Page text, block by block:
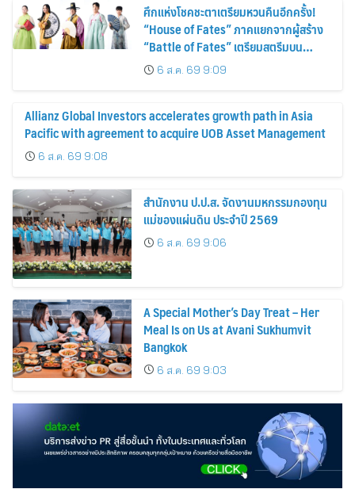
ศึกแห่งโชคชะตาเตรียมหวนคืนอีกครั้ง!
“House of Fates” ภาคแยกจากผู้สร้าง
“Battle of Fates” เตรียมสตรีมบน
Disney+ ที่นี่ที่เดียว
6 ส.ค. 69 9:09
Allianz Global Investors accelerates growth path in Asia
Pacific with agreement to acquire UOB Asset Management
6 ส.ค. 69 9:08
สำนักงาน ป.ป.ส. จัดงานมหกรรมกองทุน
แม่ของแผ่นดิน ประจำปี 2569
6 ส.ค. 69 9:06
A Special Mother’s Day Treat – Her
Meal Is on Us at Avani Sukhumvit
Bangkok
6 ส.ค. 69 9:03